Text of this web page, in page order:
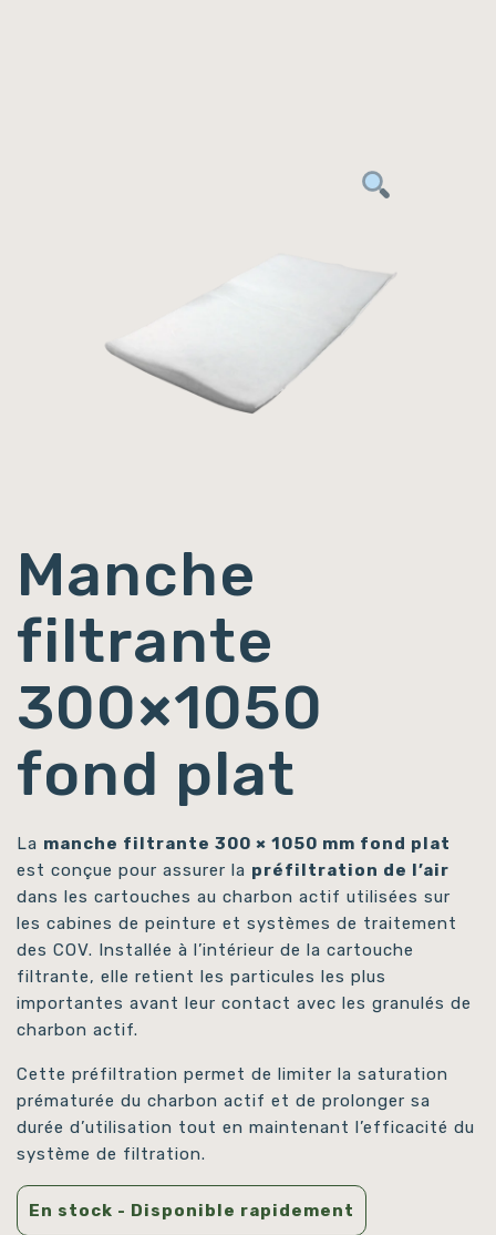
Manche
filtrante
300×1050
fond plat
La manche filtrante 300 × 1050 mm fond plat
est conçue pour assurer la préfiltration de l’air
dans les cartouches au charbon actif utilisées sur
les cabines de peinture et systèmes de traitement
des COV. Installée à l’intérieur de la cartouche
filtrante, elle retient les particules les plus
importantes avant leur contact avec les granulés de
charbon actif.
Cette préfiltration permet de limiter la saturation
prématurée du charbon actif et de prolonger sa
durée d’utilisation tout en maintenant l’efficacité du
système de filtration.
En stock - Disponible rapidement